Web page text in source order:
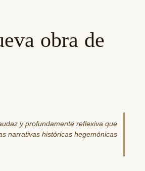
obra de
y profundamente reflexiva que
narrativas históricas hegemónicas